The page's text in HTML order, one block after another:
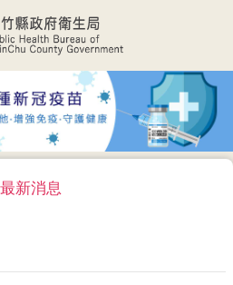
最新消息